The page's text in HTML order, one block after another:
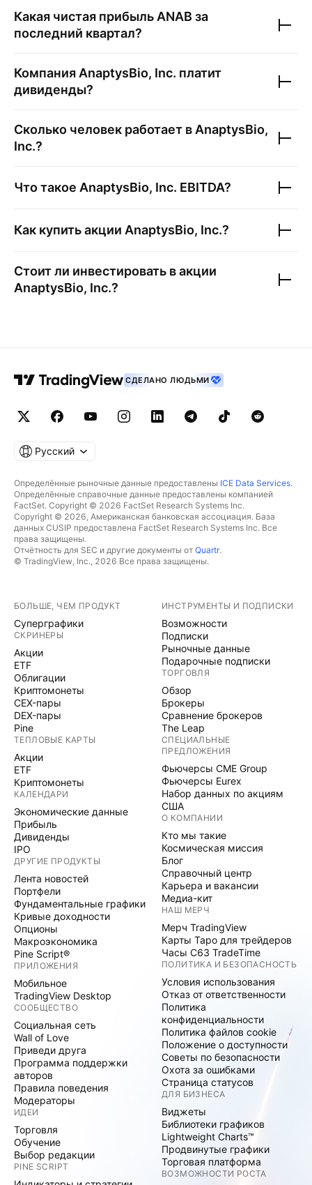
Какая чистая прибыль ANAB за
последний квартал?
Компания AnaptysBio, Inc. платит
дивиденды?
Сколько человек работает в AnaptysBio,
Inc.?
Что такое AnaptysBio, Inc. EBITDA?
Как купить акции AnaptysBio, Inc.?
Стоит ли инвестировать в акции
AnaptysBio, Inc.?
СДЕЛАНО ЛЮДЬМИ
Русский
Определённые рыночные данные предоставлены ICE Data Services.
Определённые справочные данные предоставлены компанией
FactSet. Copyright © 2026 FactSet Research Systems Inc.
Copyright © 2026, Американская банковская ассоциация. База
данных CUSIP предоставлена FactSet Research Systems Inc. Все
права защищены.
Отчётность для SEC и другие документы от Quartr.
© TradingView, Inc., 2026 Все права защищены.
БОЛЬШЕ, ЧЕМ ПРОДУКТ
Суперграфики
СКРИНЕРЫ
Акции
ETF
Облигации
Криптомонеты
CEX-пары
DEX-пары
Pine
ТЕПЛОВЫЕ КАРТЫ
Акции
ETF
Криптомонеты
КАЛЕНДАРИ
Экономические данные
Прибыль
Дивиденды
IPO
ДРУГИЕ ПРОДУКТЫ
Лента новостей
Портфели
Фундаментальные графики
Кривые доходности
Опционы
Макроэкономика
Pine Script®
ПРИЛОЖЕНИЯ
Мобильное
TradingView Desktop
СООБЩЕСТВО
Социальная сеть
Wall of Love
Приведи друга
Программа поддержки
авторов
Правила поведения
Модераторы
ИДЕИ
Торговля
Обучение
Выбор редакции
PINE SCRIPT
ИНСТРУМЕНТЫ И ПОДПИСКИ
Возможности
Подписки
Рыночные данные
Подарочные подписки
ТОРГОВЛЯ
Обзор
Брокеры
Сравнение брокеров
The Leap
СПЕЦИАЛЬНЫЕ
ПРЕДЛОЖЕНИЯ
Фьючерсы CME Group
Фьючерсы Eurex
Набор данных по акциям
США
О КОМПАНИИ
Кто мы такие
Космическая миссия
Блог
Справочный центр
Карьера и вакансии
Медиа-кит
НАШ МЕРЧ
Мерч TradingView
Карты Таро для трейдеров
Часы C63 TradeTime
ПОЛИТИКА И БЕЗОПАСНОСТЬ
Условия использования
Отказ от ответственности
Политика
конфиденциальности
Политика файлов cookie
Положение о доступности
Советы по безопасности
Охота за ошибками
Страница статусов
ДЛЯ БИЗНЕСА
Виджеты
Библиотеки графиков
Lightweight Charts™
Продвинутые графики
Торговая платформа
ВОЗМОЖНОСТИ РОСТА